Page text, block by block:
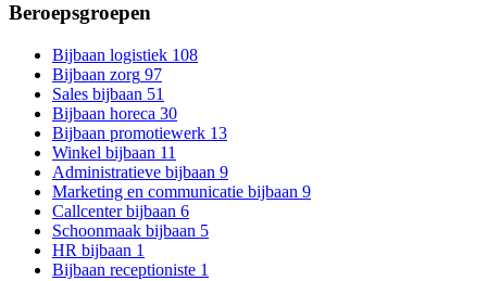
Beroepsgroepen
Bijbaan logistiek 108
Bijbaan zorg 97
Sales bijbaan 51
Bijbaan horeca 30
Bijbaan promotiewerk 13
Winkel bijbaan 11
Administratieve bijbaan 9
Marketing en communicatie bijbaan 9
Callcenter bijbaan 6
Schoonmaak bijbaan 5
HR bijbaan 1
Bijbaan receptioniste 1